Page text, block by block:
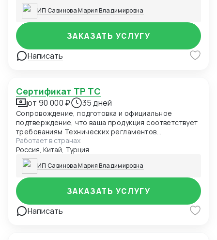
ИП Савинова Мария Владимировна
Написать
ЗАКАЗАТЬ УСЛУГУ
Сертификат ТР ТС
от 90 000 ₽ 35 дней
Сопровождение, подготовка и официальное
подтверждение, что ваша продукция соответствует
требованиям Технических регламентов
Таможенного союза (ЕАЭС). Обязателен для ввоза
и продажи товаров в России и странах ЕАЭС.
Работает в странах
Россия, Китай, Турция
ИП Савинова Мария Владимировна
Написать
ЗАКАЗАТЬ УСЛУГУ